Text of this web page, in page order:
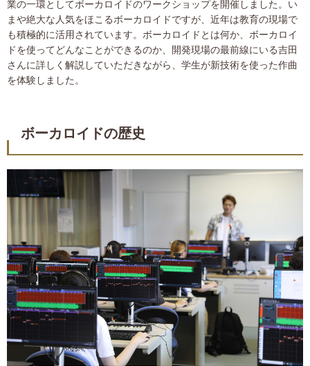
業の一環としてボーカロイドのワークショップを開催しました。い
まや絶大な人気をほこるボーカロイドですが、近年は教育の現場で
も積極的に活用されています。ボーカロイドとは何か、ボーカロイ
ドを使ってどんなことができるのか、開発現場の最前線にいる吉田
さんに詳しく解説していただきながら、学生が新技術を使った作曲
を体験しました。
ボーカロイドの歴史